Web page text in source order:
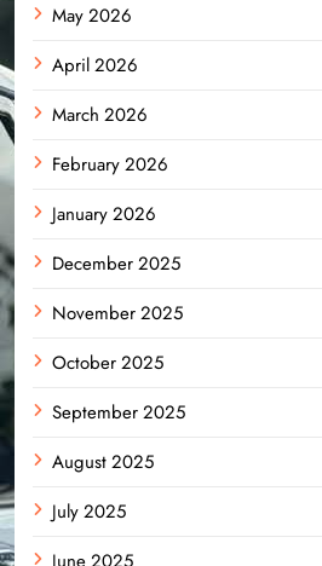
May 2026
April 2026
March 2026
February 2026
January 2026
December 2025
November 2025
October 2025
September 2025
August 2025
July 2025